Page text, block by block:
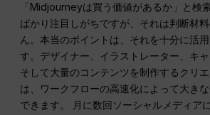
「Midjourneyは買う価値があるか」と検
ばかり注目しがちですが、それは判断材
ん。本当のポイントは、それを十分に活
す。デザイナー、イラストレーター、キャ
そして大量のコンテンツを制作するクリ
は、ワークフローの高速化によって大き
できます。 月に数回ソーシャルメディア